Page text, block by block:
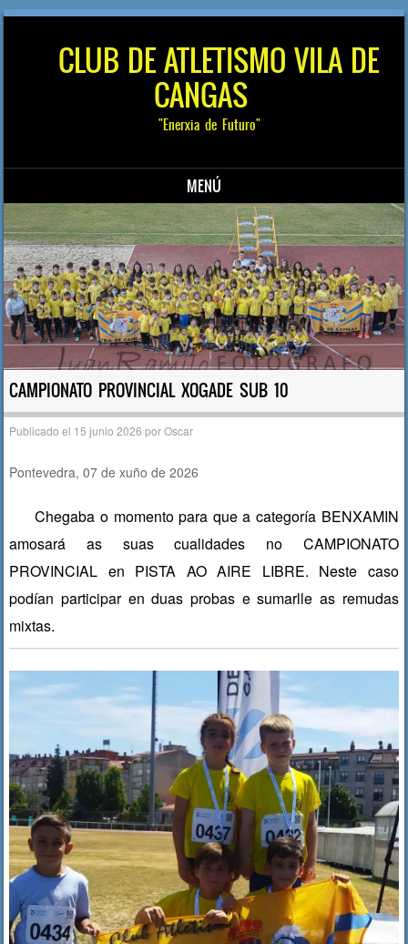
CLUB DE ATLETISMO VILA DE
CANGAS
"Enerxia de Futuro"
MENÚ
Saltar al contenido
CAMPIONATO PROVINCIAL XOGADE SUB 10
Publicado el 15 junio 2026 porOscar
Pontevedra, 07 de xuño de 2026
Chegaba o momento para que a categoría BENXAMIN
amosará as suas cualidades no CAMPIONATO
PROVINCIAL en PISTA AO AIRE LIBRE. Neste caso
podían participar en duas probas e sumarlle as remudas
mixtas.